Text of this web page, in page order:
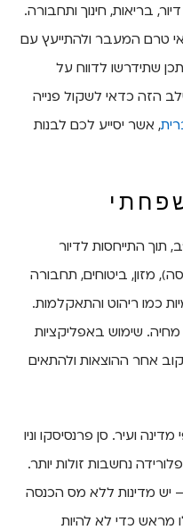
בריאות, חינוך ותחבורה.
טרם המעבר ולהתייעץ עם
שתידרשו לדווח על
הזה כדאי לשקול פנייה
, אשר יסייע לכם לבנות
תוך התייחסות לדיור
עד 40% מההכנסה), מזון, ביטוחים, תחבורה
כמו ריהוט והתאקלמות.
שימוש באפליקציות
אחר ההוצאות ולהתאים
ועיר. סן פרנסיסקו וניו
נחשבות זולות יותר.
יש מדינות ללא מס הכנסה
כדי לא להיות